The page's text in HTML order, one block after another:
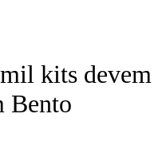
kits devem
Bento